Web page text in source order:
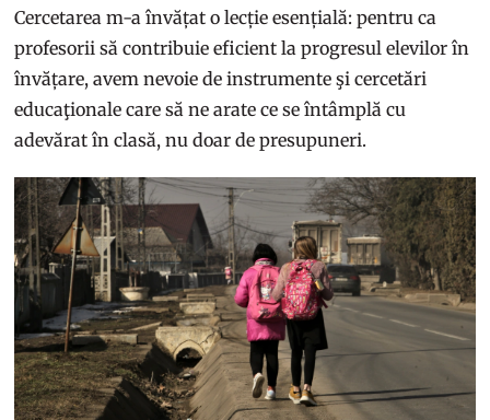
Cercetarea m-a învățat o lecție esențială: pentru ca
profesorii să contribuie eficient la progresul elevilor în
învățare, avem nevoie de instrumente şi cercetări
educaţionale care să ne arate ce se întâmplă cu
adevărat în clasă, nu doar de presupuneri.